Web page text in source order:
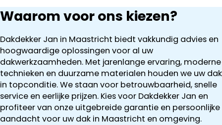
Waarom voor ons kiezen?
Dakdekker Jan in Maastricht biedt vakkundig advies en
hoogwaardige oplossingen voor al uw
dakwerkzaamheden. Met jarenlange ervaring, moderne
technieken en duurzame materialen houden we uw dak
in topconditie. We staan voor betrouwbaarheid, snelle
service en eerlijke prijzen. Kies voor Dakdekker Jan en
profiteer van onze uitgebreide garantie en persoonlijke
aandacht voor uw dak in Maastricht en omgeving.